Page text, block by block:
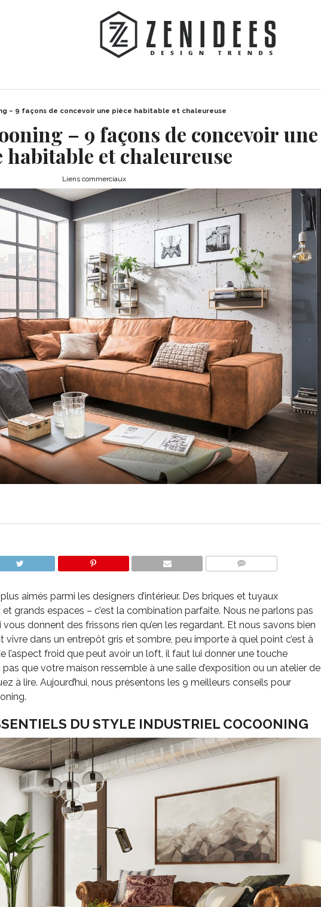
– 9 façons de concevoir une pièce habitable et chaleureuse
– 9 façons de concevoir une
habitable et chaleureuse
Liens commerciaux
aimés parmi les designers d’intérieur. Des briques et tuyaux
grands espaces – c’est la combination parfaite. Nous ne parlons pas
donnent des frissons rien qu’en les regardant. Et nous savons bien
vivre dans un entrepôt gris et sombre, peu importe à quel point c’est à
l’aspect froid que peut avoir un loft, il faut lui donner une touche
que votre maison ressemble à une salle d’exposition ou un atelier de
à lire. Aujourd’hui, nous présentons les 9 meilleurs conseils pour
DU STYLE INDUSTRIEL COCOONING